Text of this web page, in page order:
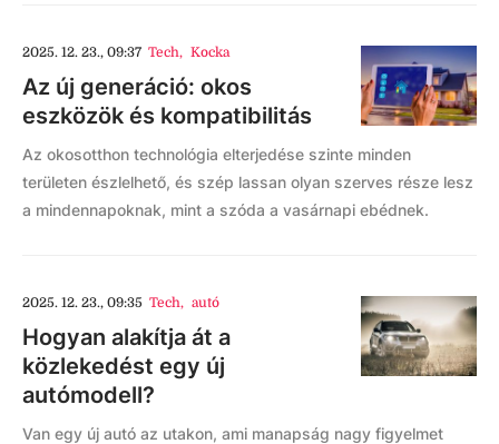
2025. 12. 23., 09:37 Tech, Kocka
Az új generáció: okos
eszközök és kompatibilitás
Az okosotthon technológia elterjedése szinte minden
területen észlelhető, és szép lassan olyan szerves része lesz
a mindennapoknak, mint a szóda a vasárnapi ebédnek.
2025. 12. 23., 09:35 Tech, autó
Hogyan alakítja át a
közlekedést egy új
autómodell?
Van egy új autó az utakon, ami manapság nagy figyelmet